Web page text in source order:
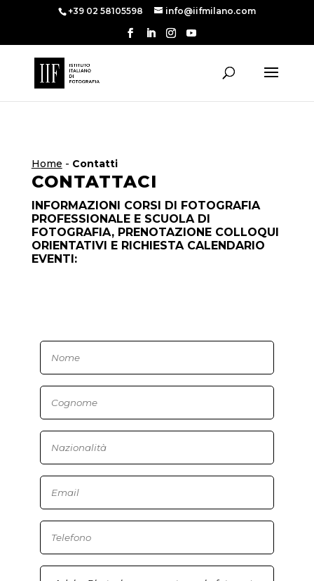
+39 02 58105598 info@iifmilano.com
Home - Contatti
CONTATTACI
INFORMAZIONI CORSI DI FOTOGRAFIA
PROFESSIONALE E SCUOLA DI
FOTOGRAFIA, PRENOTAZIONE COLLOQUI
ORIENTATIVI E RICHIESTA CALENDARIO
EVENTI: